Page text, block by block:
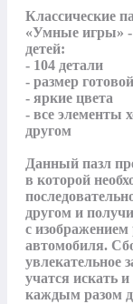
Классические
«Умные игры» -
детей:
- 104 детали
- размер
- яркие цвета
- все элементы
другом
Данный пазл
в которой
другом и
с
автомобиля.
увлекательное
учатся искать
каждым разом